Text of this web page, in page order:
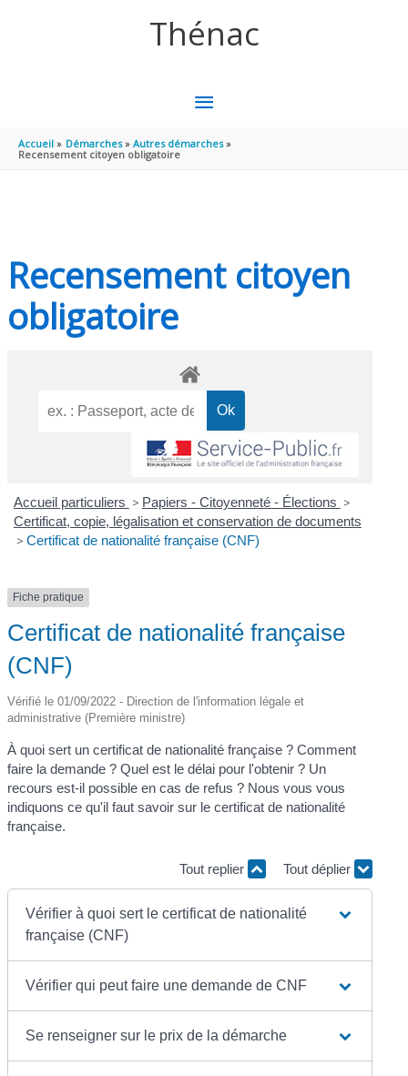
Thénac
MENU
PRINCIPAL
Accueil Démarches
Autres démarches
Recensement citoyen obligatoire
Recensement citoyen
obligatoire
Accueil particuliers > Papiers - Citoyenneté - Élections >
Certificat, copie, légalisation et conservation de documents
> Certificat de nationalité française (CNF)
Fiche pratique
Certificat de nationalité française
(CNF)
Vérifié le 01/09/2022 - Direction de l'information légale et
administrative (Première ministre)
À quoi sert un certificat de nationalité française ? Comment
faire la demande ? Quel est le délai pour l'obtenir ? Un
recours est-il possible en cas de refus ? Nous vous vous
indiquons ce qu'il faut savoir sur le certificat de nationalité
française.
Tout replier Tout déplier
Vérifier à quoi sert le certificat de nationalité
française (CNF)
Vérifier qui peut faire une demande de CNF
Se renseigner sur le prix de la démarche